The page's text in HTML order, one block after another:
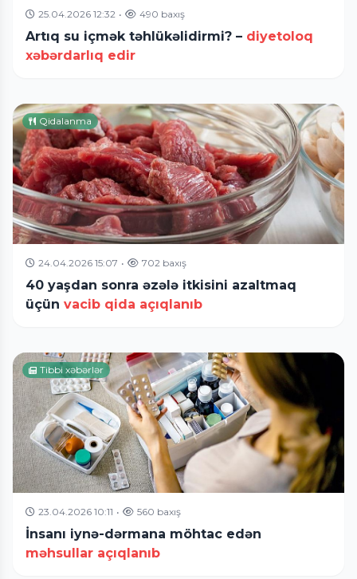
25.04.2026 12:32 • 490 baxış
Artıq su içmək təhlükəlidirmi? – diyetoloq
xəbərdarlıq edir
Qidalanma
24.04.2026 15:07 • 702 baxış
40 yaşdan sonra əzələ itkisini azaltmaq
üçün vacib qida açıqlanıb
Tibbi xəbərlər
23.04.2026 10:11 • 560 baxış
İnsanı iynə-dərmana möhtac edən
məhsullar açıqlanıb